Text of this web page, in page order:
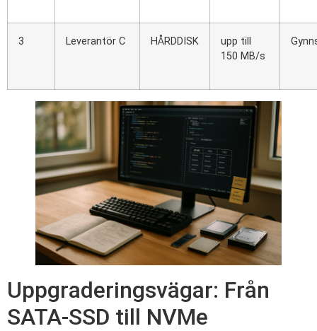
3 Leverantör C HÅRDDISK
upp till
150 MB/s
Uppgraderingsvägar: Från
SATA-SSD till NVMe